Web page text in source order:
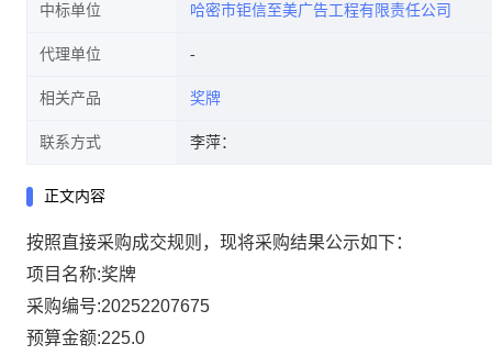
中标单位 哈密市钜信至美广告工程有限责任公司
代理单位
相关产品 奖牌
联系方式 李萍：
正文内容
按照直接采购成交规则，现将采购结果公示如下：
项目名称:奖牌
采购编号:20252207675
预算金额:225.0